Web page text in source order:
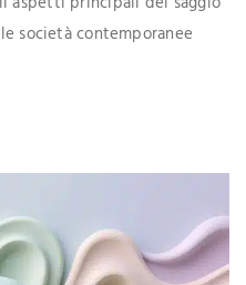
società contemporanee